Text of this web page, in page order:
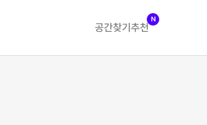
공간찾기 추천
N